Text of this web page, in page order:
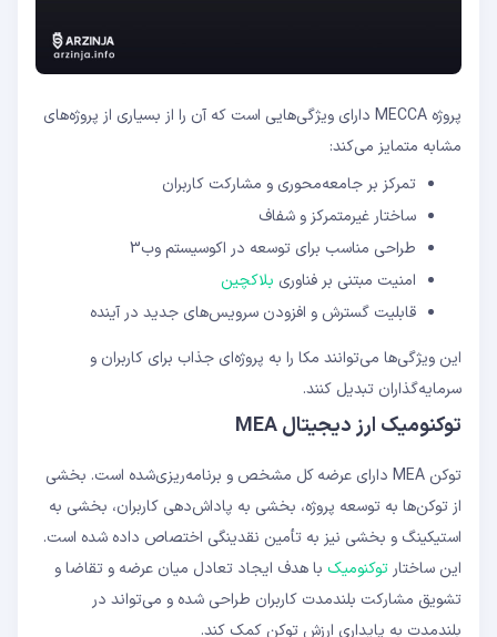
پروژه MECCA دارای ویژگی‌هایی است که آن را از بسیاری از پروژه‌های
مشابه متمایز می‌کند:
تمرکز بر جامعه‌محوری و مشارکت کاربران
ساختار غیرمتمرکز و شفاف
طراحی مناسب برای توسعه در اکوسیستم وب3
امنیت مبتنی بر فناوری بلاکچین
قابلیت گسترش و افزودن سرویس‌های جدید در آینده
این ویژگی‌ها می‌توانند مکا را به پروژه‌ای جذاب برای کاربران و
سرمایه‌گذاران تبدیل کنند.
توکنومیک ارز دیجیتال MEA
توکن MEA دارای عرضه کل مشخص و برنامه‌ریزی‌شده است. بخشی
از توکن‌ها به توسعه پروژه، بخشی به پاداش‌دهی کاربران، بخشی به
استیکینگ و بخشی نیز به تأمین نقدینگی اختصاص داده شده است.
این ساختار توکنومیک با هدف ایجاد تعادل میان عرضه و تقاضا و
تشویق مشارکت بلندمدت کاربران طراحی شده و می‌تواند در
بلندمدت به پایداری ارزش توکن کمک کند.